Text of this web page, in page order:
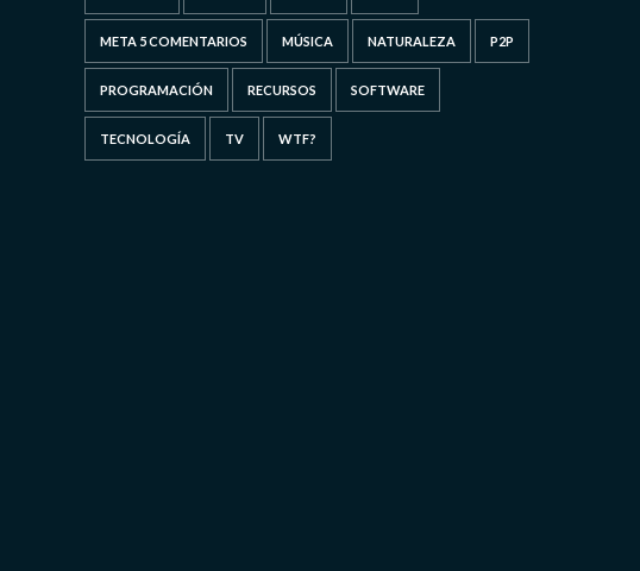
META 5 COMENTARIOS MÚSICA NATURALEZA P2P
PROGRAMACIÓN RECURSOS SOFTWARE
TECNOLOGÍA TV WTF?